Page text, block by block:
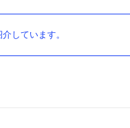
しています。